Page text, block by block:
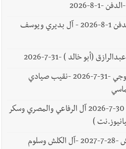
-1-8-2026
وفاة بدرية يوسف بديري -الدفن 1-8-2026 - آل بديري ويوسف
(أبو خالد ) -31-7-2026
وفاة الحاج مصطفى محمود بوجي -31-7-2026 -نقيب صيادي
وفاة الحاج نور الدين الرفاعي 30-7-2026 آل الرفاعي والمصري وسكر
)
وفاة الحاج حسن حسين الكلش -28-7-2027 -آل الكلش وسلوم